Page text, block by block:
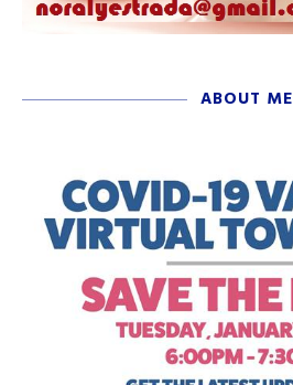
ABOUT ME